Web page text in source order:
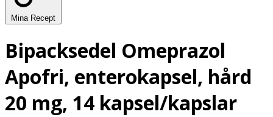
Mina Recept
Bipacksedel Omeprazol
Apofri, enterokapsel, hård
20 mg, 14 kapsel/kapslar